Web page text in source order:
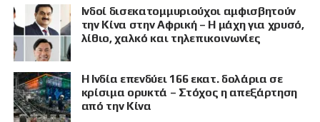
Ινδοί δισεκατομμυριούχοι αμφισβητούν
την Κίνα στην Αφρική – Η μάχη για χρυσό,
λίθιο, χαλκό και τηλεπικοινωνίες
Η Ινδία επενδύει 166 εκατ. δολάρια σε
κρίσιμα ορυκτά – Στόχος η απεξάρτηση
από την Κίνα